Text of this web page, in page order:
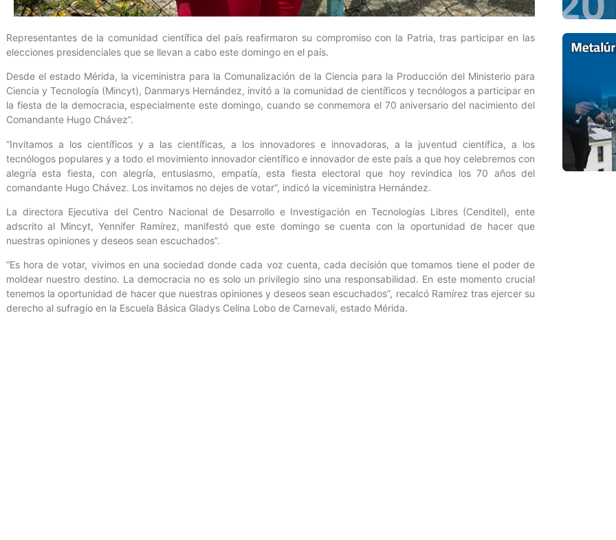
Representantes de la comunidad científica del país reafirmaron su compromiso con la Patria, tras participar en las
elecciones presidenciales que se llevan a cabo este domingo en el país.
Desde el estado Mérida, la viceministra para la Comunalización de la Ciencia para la Producción del Ministerio para
Ciencia y Tecnología (Mincyt), Danmarys Hernández, invitó a la comunidad de científicos y tecnólogos a participar en
la fiesta de la democracia, especialmente este domingo, cuando se conmemora el 70 aniversario del nacimiento del
Comandante Hugo Chávez”.
“Invitamos a los científicos y a las científicas, a los innovadores e innovadoras, a la juventud científica, a los
tecnólogos populares y a todo el movimiento innovador científico e innovador de este país a que hoy celebremos con
alegría esta fiesta, con alegría, entusiasmo, empatía, esta fiesta electoral que hoy revindica los 70 años del
comandante Hugo Chávez. Los invitamos no dejes de votar”, indicó la viceministra Hernández.
La directora Ejecutiva del Centro Nacional de Desarrollo e Investigación en Tecnologías Libres (Cenditel), ente
adscrito al Mincyt, Yennifer Ramírez, manifestó que este domingo se cuenta con la oportunidad de hacer que
nuestras opiniones y deseos sean escuchados”.
“Es hora de votar, vivimos en una sociedad donde cada voz cuenta, cada decisión que tomamos tiene el poder de
moldear nuestro destino. La democracia no es solo un privilegio sino una responsabilidad. En este momento crucial
tenemos la oportunidad de hacer que nuestras opiniones y deseos sean escuchados”, recalcó Ramírez tras ejercer su
derecho al sufragio en la Escuela Básica Gladys Celina Lobo de Carnevali, estado Mérida.